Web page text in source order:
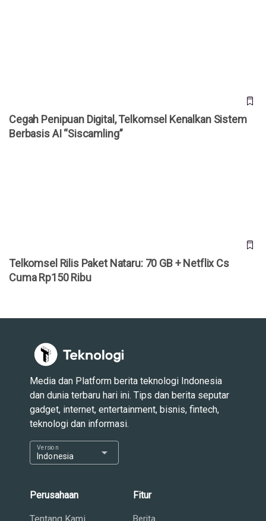
Cegah Penipuan Digital, Telkomsel Kenalkan Sistem
Berbasis AI “Siscamling”
Telkomsel Rilis Paket Nataru: 70 GB + Netflix Cs
Cuma Rp150 Ribu
Media dan Platform berita teknologi Indonesia
dan dunia terbaru hari ini. Tips dan berita seputar
gadget, internet, entertainment, bisnis, fintech,
teknologi dan informasi.
Indonesia
Version arrow_drop_down
Perusahaan Fitur
Berita